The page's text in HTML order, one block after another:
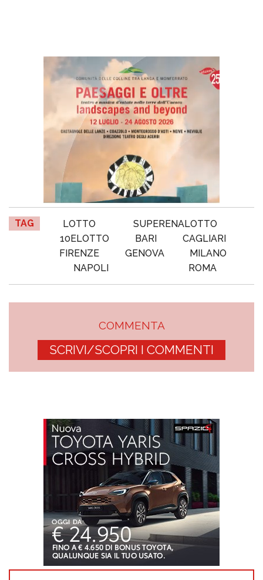
TAG LOTTO
SUPERENALOTTO
10ELOTTO
BARI
CAGLIARI
FIRENZE
GENOVA
MILANO
NAPOLI
ROMA
COMMENTA
SCRIVI/SCOPRI I COMMENTI